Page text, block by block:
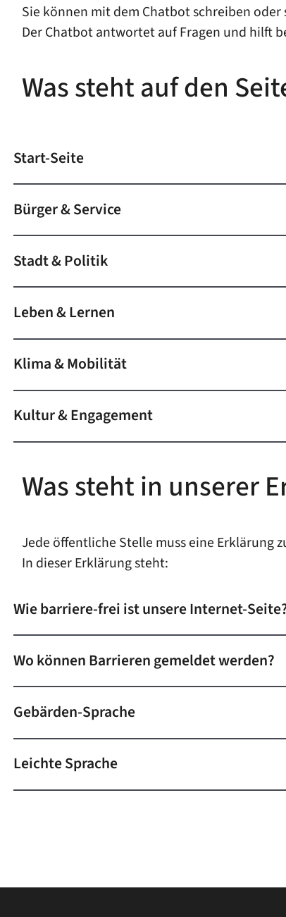
Sie können mit dem Chatbot schreiben oder
Der Chatbot antwortet auf Fragen und hilft
Was steht auf den
Start-Seite
Bürger & Service
Stadt & Politik
Leben & Lernen
Klima & Mobilität
Kultur & Engagement
Was steht in unserer
Jede öffentliche Stelle muss eine Erklärung
In dieser Erklärung steht:
Wie barriere-frei ist unsere Internet-
Wo können Barrieren gemeldet werden?
Gebärden-Sprache
Leichte Sprache